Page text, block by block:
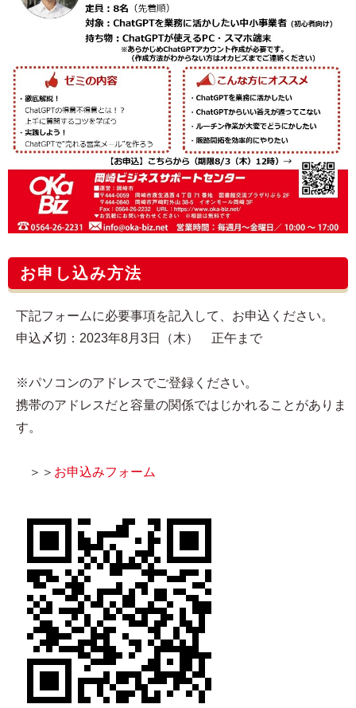
お申し込み方法
下記フォームに必要事項を記入して、お申込ください。
申込〆切：2023年8月3日（木） 正午まで
※パソコンのアドレスでご登録ください。
携帯のアドレスだと容量の関係ではじかれることがありま
す。
＞＞ お申込みフォーム